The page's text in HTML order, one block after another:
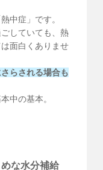
中症」です。
していても、熱
面白くありませ
らされる場合も
中の基本。
な水分補給